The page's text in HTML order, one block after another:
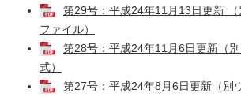
第29号：平成24年11月13日更新
ファイル）
第28号：平成24年11月6日更新（
式）
第27号：平成24年8月6日更新（別